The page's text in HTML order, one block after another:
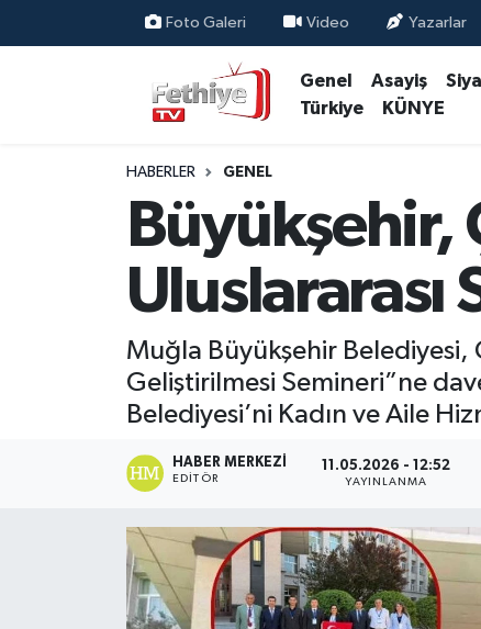
Foto Galeri Video Yazarlar
Genel Asayiş
Türkiye
KÜNYE
HABERLER GENEL
Büyükşehir,
Uluslararası
Muğla Büyükşehir Belediyesi,
Geliştirilmesi Semineri”ne
Belediyesi’ni Kadın ve Aile
HABER MERKEZI
EDITÖR
11.05.2026 - 12:52
YAYINLANMA
Ekonomi
Magazin
Muğla Nöbetçi Eczaneler
Muğla Trafik Yoğunluk Haritası
Süper Lig Puan Durumu ve Fikstür
Tüm Manşetler
Son Dakika Haberleri
Haber Arşivi